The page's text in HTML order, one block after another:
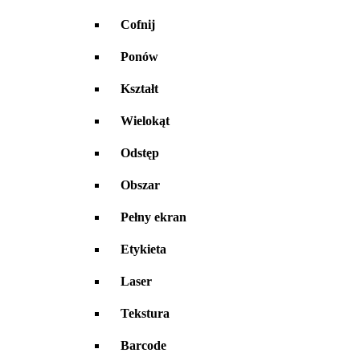
Cofnij
Ponów
Kształt
Wielokąt
Odstęp
Obszar
Pełny ekran
Etykieta
Laser
Tekstura
Barcode